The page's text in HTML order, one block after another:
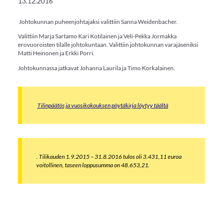
Johtokunnan puheenjohtajaksi valittiin Sanna Weidenbacher.
Valittiin Marja Sartamo Kari Kotilainen ja Veli-Pekka Jormakka
erovuoroisten tilalle johtokuntaan. Valittiin johtokunnan varajäseniksi
Matti Heinonen ja Erkki Porri.
Johtokunnassa jatkavat Johanna Laurila ja Timo Korkalainen.
Tilinpäätös ja vuosikokouksen pöytäkirja löytyy täältä
. Tilikauden 1.9.2015 – 31.8.2016 tulos oli 3.431,11 euroa
voitollinen, taseen loppusumma on 48.653,21.